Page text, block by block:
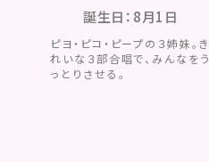
誕生日：8月1日
ピヨ・ピコ・ピープの３姉妹。き
れいな３部合唱で、みんなをう
っとりさせる。